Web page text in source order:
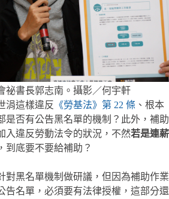
祕書長郭志南。攝影／何宇軒
涓這樣違反 《勞基法》第 22 條 、根本
是否有公告黑名單的機制？此外，補助
入違反勞動法令的狀況，不然若是連薪
，到底要不要給補助？
對黑名單機制做研議，但因為補助作業
告名單，必須要有法律授權，這部分還